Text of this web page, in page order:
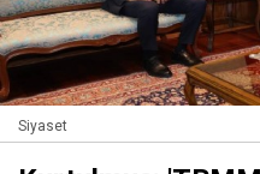
Siyaset